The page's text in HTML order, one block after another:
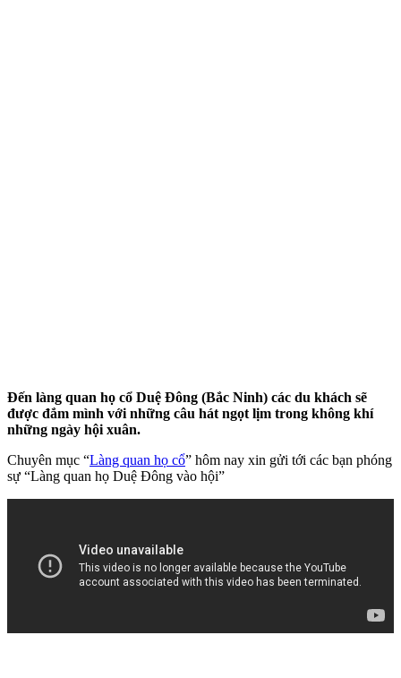
Đến làng quan họ cổ Duệ Đông (Bắc Ninh) các du khách sẽ
được đắm mình với những câu hát ngọt lịm trong không khí
những ngày hội xuân.
Chuyên mục “Làng quan họ cổ” hôm nay xin gửi tới các bạn phóng
sự “Làng quan họ Duệ Đông vào hội”